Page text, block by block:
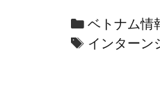
ラ
を
強
と
同
C
a
ベトナム情
T
インターン